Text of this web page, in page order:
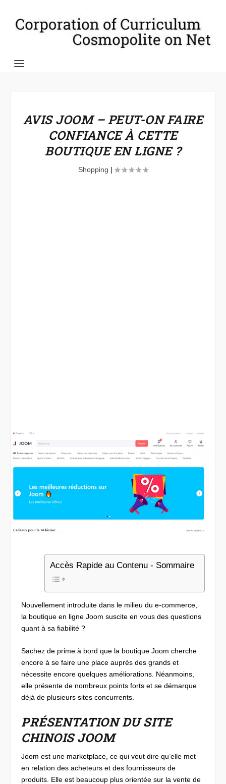
AVIS JOOM – PEUT-ON FAIRE
CONFIANCE À CETTE
BOUTIQUE EN LIGNE ?
Shopping |
Accès Rapide au Contenu - Sommaire
Nouvellement introduite dans le milieu du e-commerce,
la boutique en ligne Joom suscite en vous des questions
quant à sa fiabilité ?
Sachez de prime à bord que la boutique Joom cherche
encore à se faire une place auprès des grands et
nécessite encore quelques améliorations. Néanmoins,
elle présente de nombreux points forts et se démarque
déjà de plusieurs sites concurrents.
PRÉSENTATION DU SITE
CHINOIS JOOM
Joom est une marketplace, ce qui veut dire qu’elle met
en relation des acheteurs et des fournisseurs de
produits. Elle est beaucoup plus orientée sur la vente de